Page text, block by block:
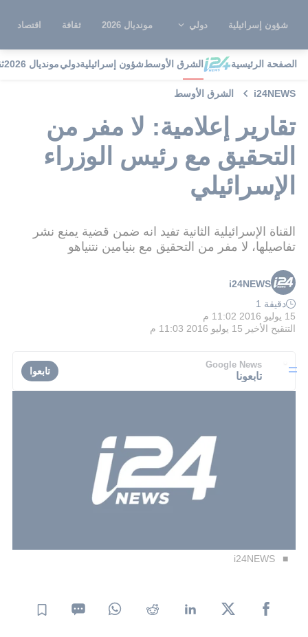
شؤون إسرائيلية دولي مونديال 2026 ثقافة اقتصاد
الصفحة الرئيسية الشرق الأوسطشؤون إسرائيليةدوليمونديال 2026
i24NEWS الشرق الأوسط
تقارير إعلامية: لا مفر من
التحقيق مع رئيس الوزراء
الإسرائيلي
القناة الإسرائيلية الثانية تفيد انه ضمن قضية يمنع نشر
تفاصيلها، لا مفر من التحقيق مع بنيامين نتنياهو
i24NEWS
دقيقة 1
15 يوليو 2016 11:02 م
التنقيح الأخير 15 يوليو 2016 11:03 م
Google News
تابعونا تابعوا
i24NEWS